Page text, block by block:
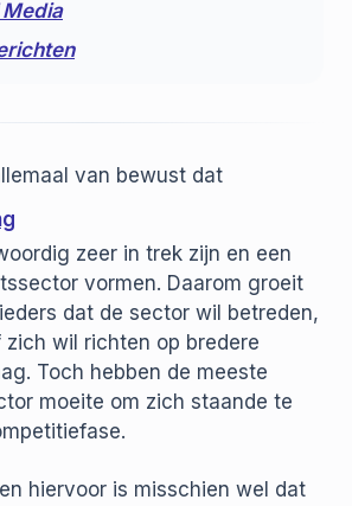
van bewust dat
zeer in trek zijn en een
vormen. Daarom groeit
dat de sector wil betreden,
wil richten op bredere
Toch hebben de meeste
moeite om zich staande te
hiervoor is misschien wel dat